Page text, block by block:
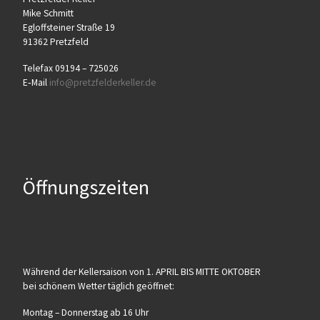
Mike Schmitt
Egloff­stei­ner Stra­ße 19
91362 Pretzfeld
Tele­fax 09194 – 725026
E‑Mail info@​pretzfelderkeller.​de
Öffnungszeiten
Wäh­rend der Kel­ler­sai­son von 1. APRIL BIS MITTE OKTOBER
bei schö­nem Wet­ter täg­lich geöffnet:
Mon­tag – Don­ners­tag ab 16 Uhr